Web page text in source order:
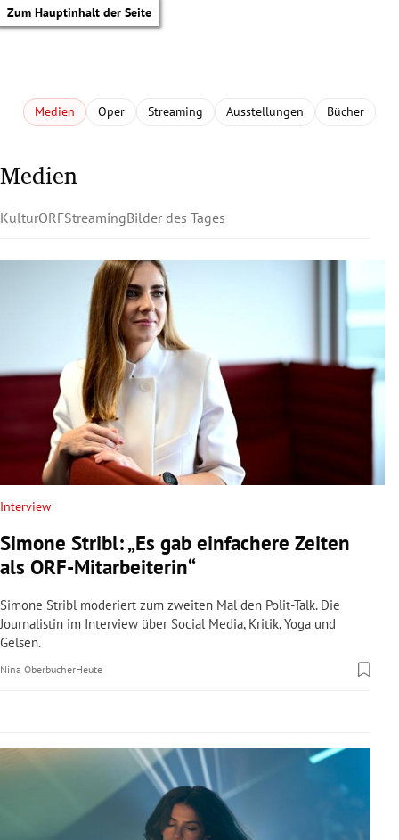
Zum Hauptinhalt der Seite
Untermenü
Untermenü
Untermenü
Untermenü
Untermenü
Untermenü
Untermenü
Untermenü
Medien Oper Streaming Ausstellungen Bücher
Medien
KulturORFStreamingBilder des Tages
Interview
Simone Stribl: „Es gab einfachere Zeiten
als ORF-Mitarbeiterin“
Simone Stribl moderiert zum zweiten Mal den Polit-Talk. Die
Journalistin im Interview über Social Media, Kritik, Yoga und
Gelsen.
Nina OberbucherHeute